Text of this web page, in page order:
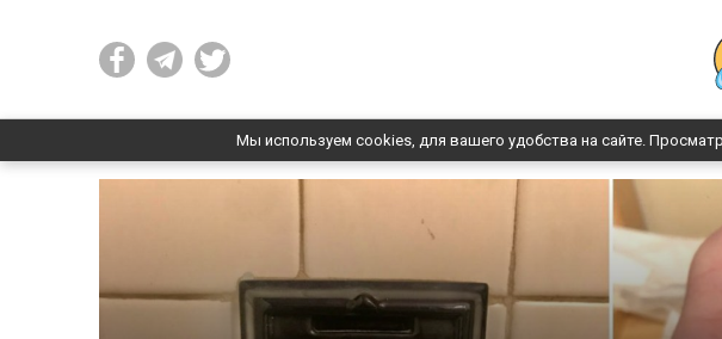
Мы используем cookies, для вашего удобства на сайте.